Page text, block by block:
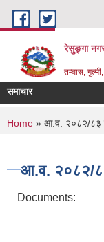
Skip to main content
रेसुङ्गा
तम्घास,
समाचार
You are
Home » आ.व. २०८२/८३
आ.व. २०८२/८३
Documents: